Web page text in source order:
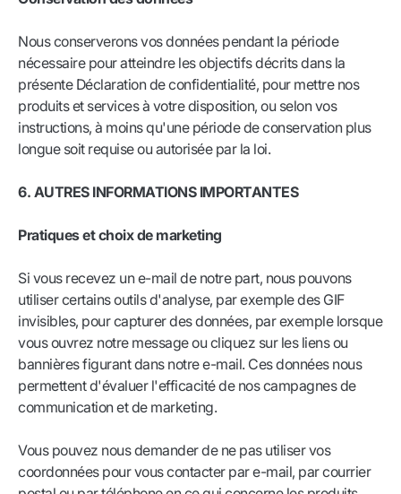
Nous conserverons vos données pendant la période
nécessaire pour atteindre les objectifs décrits dans la
présente Déclaration de confidentialité, pour mettre nos
produits et services à votre disposition, ou selon vos
instructions, à moins qu'une période de conservation plus
longue soit requise ou autorisée par la loi.
6. AUTRES INFORMATIONS IMPORTANTES
Pratiques et choix de marketing
Si vous recevez un e-mail de notre part, nous pouvons
utiliser certains outils d'analyse, par exemple des GIF
invisibles, pour capturer des données, par exemple lorsque
vous ouvrez notre message ou cliquez sur les liens ou
bannières figurant dans notre e-mail. Ces données nous
permettent d'évaluer l'efficacité de nos campagnes de
communication et de marketing.
Vous pouvez nous demander de ne pas utiliser vos
coordonnées pour vous contacter par e-mail, par courrier